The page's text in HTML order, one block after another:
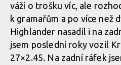
váží o trošku víc, ale
k gramařům a po více než
Highlander nasadil i na
jsem poslední roky vozil
27×2.45. Na zadní ráfek